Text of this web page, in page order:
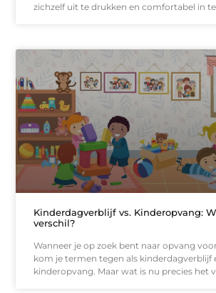
zichzelf uit te drukken en comfortabel in
Kinderdagverblijf vs. Kinderopvang:
verschil?
Wanneer je op zoek bent naar opvang
kom je termen tegen als kinderdagverblijf
kinderopvang. Maar wat is nu precies het